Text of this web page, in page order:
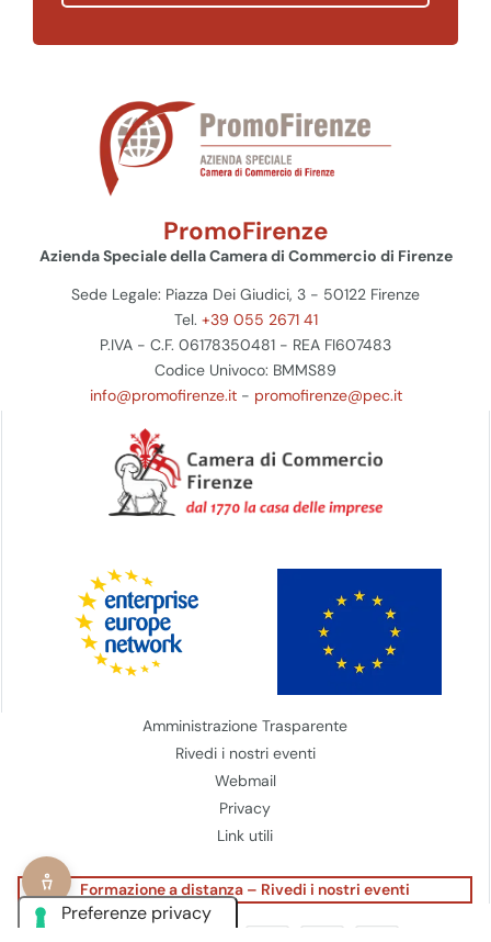
PromoFirenze
Azienda Speciale della Camera di Commercio di Firenze
Sede Legale: Piazza Dei Giudici, 3 - 50122 Firenze
Tel. +39 055 2671 41
P.IVA - C.F. 06178350481 - REA FI607483
Codice Univoco: BMMS89
info@promofirenze.it- promofirenze@pec.it
Amministrazione Trasparente
Rivedi i nostri eventi
Webmail
Privacy
Link utili
Formazione a distanza – Rivedi i nostri eventi